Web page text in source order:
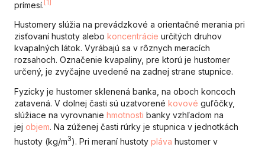
prímesí. [1]
Hustomery slúžia na prevádzkové a orientačné merania pri
zisťovaní hustoty alebo koncentrácie určitých druhov
kvapalných látok. Vyrábajú sa v rôznych meracích
rozsahoch. Označenie kvapaliny, pre ktorú je hustomer
určený, je zvyčajne uvedené na zadnej strane stupnice.
Fyzicky je hustomer sklenená banka, na oboch koncoch
zatavená. V dolnej časti sú uzatvorené kovové guľôčky,
slúžiace na vyrovnanie hmotnosti banky vzhľadom na
jej objem. Na zúženej časti rúrky je stupnica v jednotkách
hustoty (kg/m3). Pri meraní hustoty pláva hustomer v